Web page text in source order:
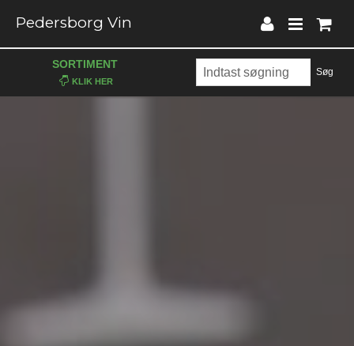
Pedersborg Vin
Søg
SORTIMENT